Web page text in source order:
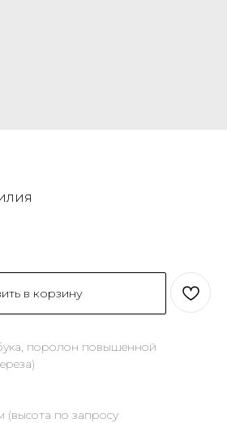
в корзину
поролон повышенной
(высота по запросу